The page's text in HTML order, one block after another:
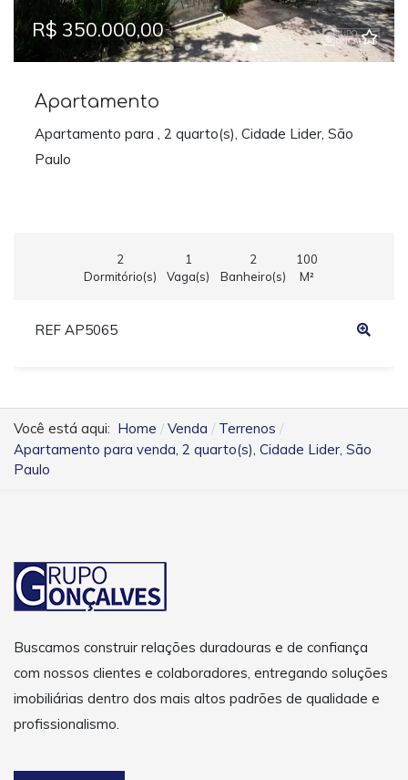
R$ 350.000,00
Apartamento
Apartamento para , 2 quarto(s), Cidade Lider, São
Paulo
2
Dormitório(s)
1
Vaga(s)
2
Banheiro(s)
100
M²
REF AP5065
Você está aqui: Home Venda
Terrenos
Apartamento para venda, 2 quarto(s), Cidade Lider, São
Paulo
Buscamos construir relações duradouras e de confiança
com nossos clientes e colaboradores, entregando soluções
imobiliárias dentro dos mais altos padrões de qualidade e
profissionalismo.